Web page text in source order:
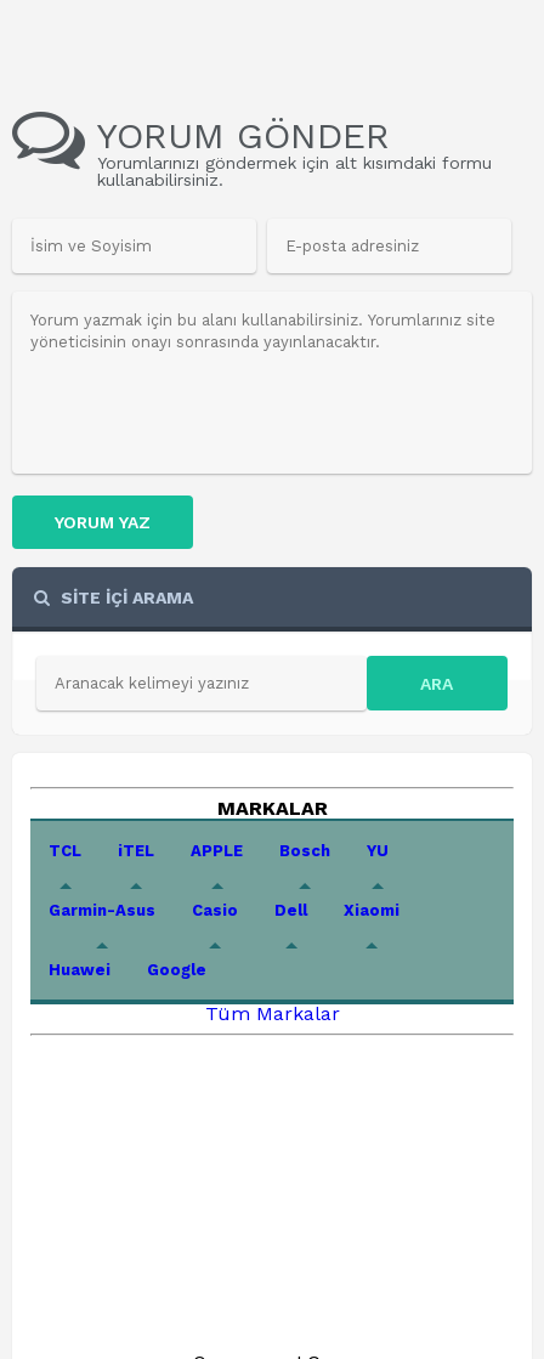
YORUM GÖNDER
Yorumlarınızı göndermek için alt kısımdaki formu
kullanabilirsiniz.
YORUM YAZ
SİTE İÇİ ARAMA
ARA
MARKALAR
TCL iTEL APPLE Bosch YU
Garmin-Asus Casio Dell Xiaomi
Huawei Google
Tüm Markalar